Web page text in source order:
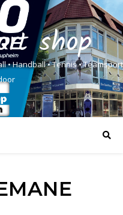
shop
• Handball • Tennis • Teamsport